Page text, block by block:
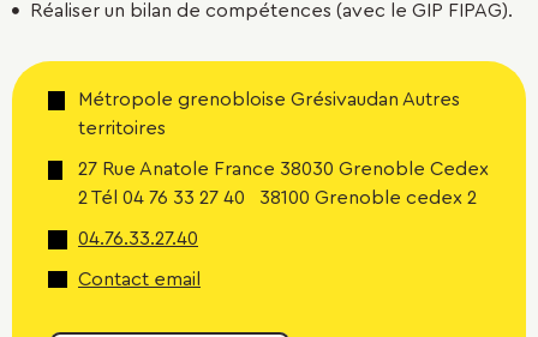
Réaliser un bilan de compétences (avec le GIP FIPAG).
Métropole grenobloise Grésivaudan Autres
territoires
27 Rue Anatole France 38030 Grenoble Cedex
2 Tél 04 76 33 27 40 38100 Grenoble cedex 2
04.76.33.27.40
Contact email